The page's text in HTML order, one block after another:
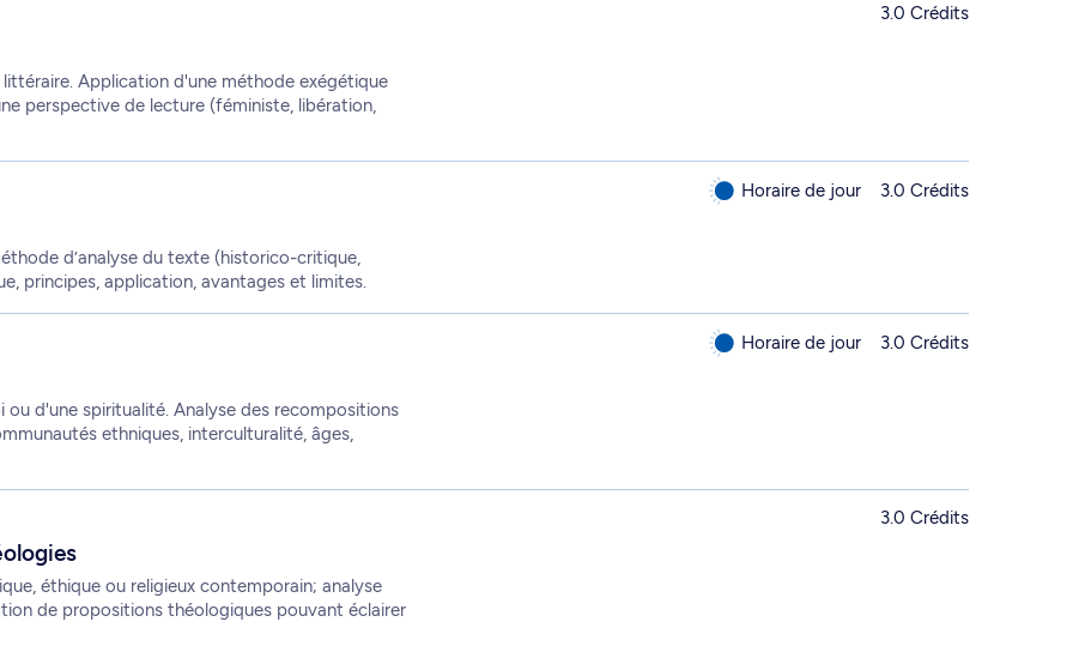
Application d'une méthode exégétique
perspective de lecture (féministe, libération,
3.0 Crédits
d’analyse du texte (historico-critique,
principes, application, avantages et limites.
Horaire de jour 3.0 Crédits
d'une spiritualité. Analyse des recompositions
ethniques, interculturalité, âges,
Horaire de jour 3.0 Crédits
éthique ou religieux contemporain; analyse
de propositions théologiques pouvant éclairer
3.0 Crédits